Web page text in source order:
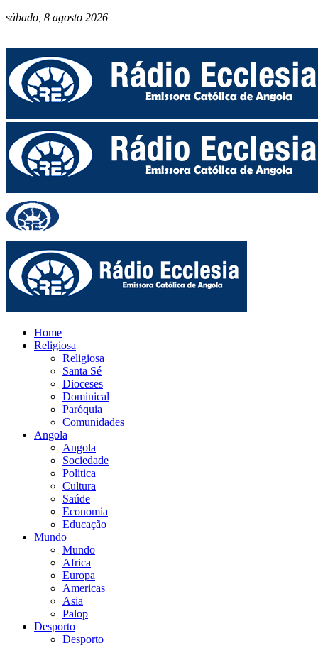
sábado, 8 agosto 2026
Home
Religiosa
Religiosa
Santa Sé
Dioceses
Dominical
Paróquia
Comunidades
Angola
Angola
Sociedade
Politica
Cultura
Saúde
Economia
Educação
Mundo
Mundo
Africa
Europa
Americas
Asia
Palop
Desporto
Desporto